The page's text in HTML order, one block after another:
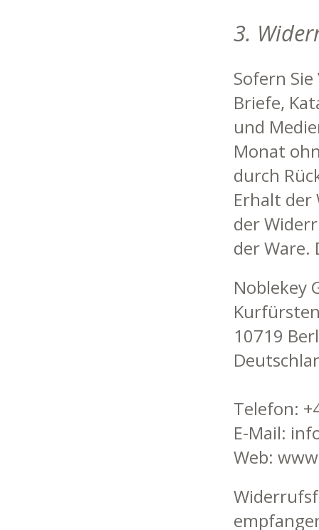
3.
Sofern
Briefe,
und
Monat
durch
Erhalt
der
der Ware.
Noblekey
10719
Telefon:
E-Mail:
Web: